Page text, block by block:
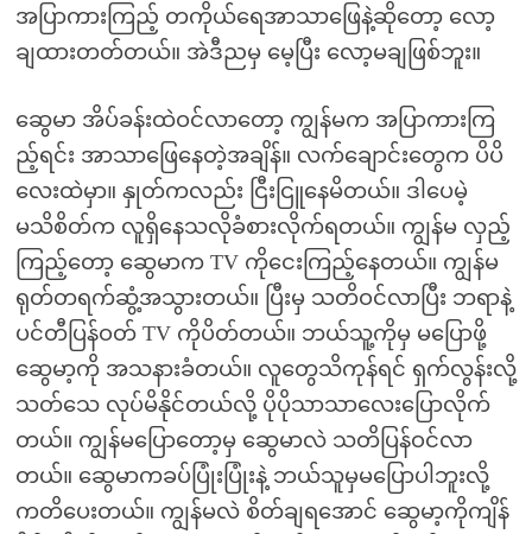
အပြာကားကြည့် တကိုယ်ရေအာသာဖြေနဲ့ဆိုတော့ လော့
ချထားတတ်တယ်။ အဲဒီညမှ မေ့ပြီး လော့မချဖြစ်ဘူး။
ဆွေမာ အိပ်ခန်းထဲဝင်လာတော့ ကျွန်မက အပြာကားကြ
ည့်ရင်း အာသာဖြေနေတဲ့အချိန်။ လက်ချောင်းတွေက ပိပိ
လေးထဲမှာ။ နှုတ်ကလည်း ငြီးငြူနေမိတယ်။ ဒါပေမဲ့
မသိစိတ်က လူရှိနေသလိုခံစားလိုက်ရတယ်။ ကျွန်မ လှည့်
ကြည့်တော့ ဆွေမာက TV ကိုငေးကြည့်နေတယ်။ ကျွန်မ
ရုတ်တရက်ဆွံ့အသွားတယ်။ ပြီးမှ သတိဝင်လာပြီး ဘရာနဲ့
ပင်တီပြန်ဝတ် TV ကိုပိတ်တယ်။ ဘယ်သူ့ကိုမှ မပြောဖို့
ဆွေမာ့ကို အသနားခံတယ်။ လူတွေသိကုန်ရင် ရှက်လွန်းလို့
သတ်သေ လုပ်မိနိုင်တယ်လို့ ပိုပိုသာသာလေးပြောလိုက်
တယ်။ ကျွန်မပြောတော့မှ ဆွေမာလဲ သတိပြန်ဝင်လာ
တယ်။ ဆွေမာကခပ်ပြုံးပြုံးနဲ့ ဘယ်သူမှမပြောပါဘူးလို့
ကတိပေးတယ်။ ကျွန်မလဲ စိတ်ချရအောင် ဆွေမာ့ကိုကျိန်